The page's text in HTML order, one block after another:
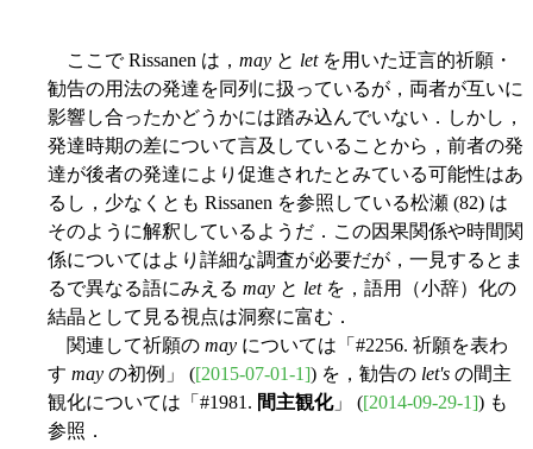
ここで Rissanen は， may と letを用いた迂言的祈願・
勧告の用法の発達を同列に扱っているが，両者が互いに
影響し合ったかどうかには踏み込んでいない．しかし，
発達時期の差について言及していることから，前者の発
達が後者の発達により促進されたとみている可能性はあ
るし，少なくとも Rissanen を参照している松瀬 (82) は
そのように解釈しているようだ．この因果関係や時間関
係についてはより詳細な調査が必要だが，一見するとま
るで異なる語にみえる may と letを，語用（小辞）化の
結晶として見る視点は洞察に富む．
関連して祈願の may については「#2256. 祈願を表わ
す may の初例」 ([2015-07-01-1]) を，勧告の let's の間主
観化については「#1981. 間主観化」 ([2014-09-29-1]) も
参照．